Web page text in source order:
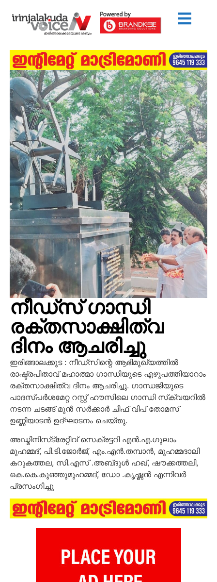
നീഡ്‌സ് ഗാന്ധി
രക്തസാക്ഷിത്വ
ദിനം ആചരിച്ചു
ഇരിങ്ങാലക്കുട : നീഡ്സിന്റെ ആഭിമുഖ്യത്തിൽ
രാഷ്ട്രപിതാവ് മഹാത്മാ ഗാന്ധിയുടെ എഴുപത്തിയാറാം
രക്തസാക്ഷിത്വ ദിനം ആചരിച്ചു. ഗാന്ധജിയുടെ
പാദസ്പർശമേറ്റ റസ്റ്റ് ഹൗസിലെ ഗാന്ധി സ്‌ക്വയറിൽ
നടന്ന ചടങ്ങ് മുൻ സർക്കാർ ചീഫ് വിപ് തോമസ്
ഉണ്ണിയാടൻ ഉദ്‌ഘാടനം ചെയ്തു.
അഡ്മിനിസ്‌ട്രേറ്റീവ് സെക്രട്ടറി എൻ.എ.ഗുലാം
മുഹമ്മദ്, പി.ടി.ജോർജ്, എം.എൻ.തമ്പാൻ, മുഹമ്മദാലി
കറുകത്തല, സി.എസ് .അബ്‌ദുൾ ഹഖ്, ഷൗക്കത്തലി,
കെ.കെ.കുഞ്ഞുമുഹമ്മദ്, ഡോ .കൃഷ്ണൻ എന്നിവർ
പ്രസംഗിച്ചു